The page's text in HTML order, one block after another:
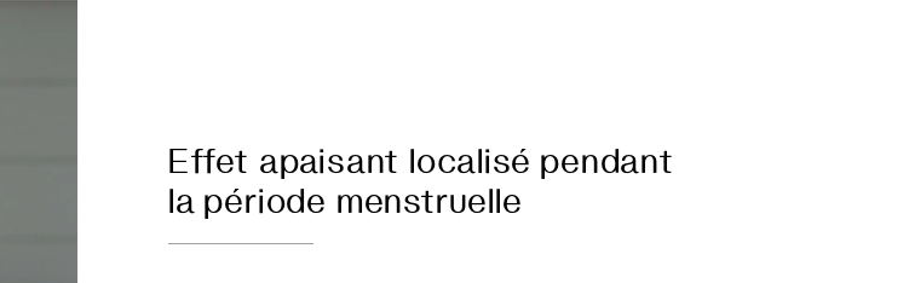
Effet apaisant localisé pendant
la période menstruelle